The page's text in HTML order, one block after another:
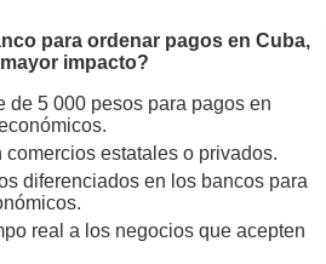
para ordenar pagos en Cuba,
impacto?
de 5 000 pesos para pagos en
estatales o privados.
diferenciados en los bancos para
real a los negocios que acepten